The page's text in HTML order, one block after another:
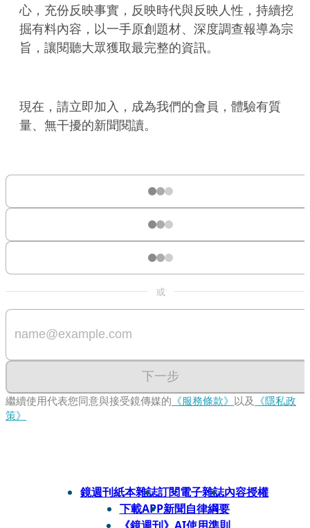
心，充份反映事實，反映時代與反映人性，持續挖
掘有料內容，以一手原創題材、深度調查報導為宗
旨，讓閱聽大眾獲取最完整的資訊。
現在，請立即加入，成為我們的會員，體驗有質
量、無干擾的新聞閱讀。
或
下一步
繼續使用代表您同意與接受鏡傳媒的 《服務條款》 以及 《隱私政
策》
鏡週刊紙本雜誌訂閱電子雜誌內容授權
下載APP新聞自律綱要